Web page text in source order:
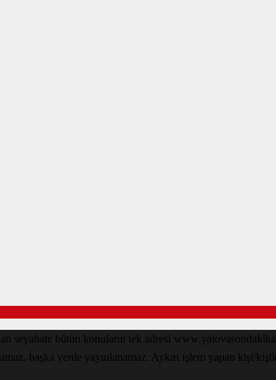
seyahate bütün konuların tek adresi
başka yerde yayınlanamaz. Aykırı işlem yapan kişi/